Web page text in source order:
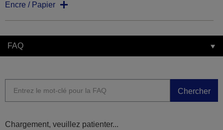
Encre / Papier
FAQ
Chercher
Chargement, veuillez patienter...